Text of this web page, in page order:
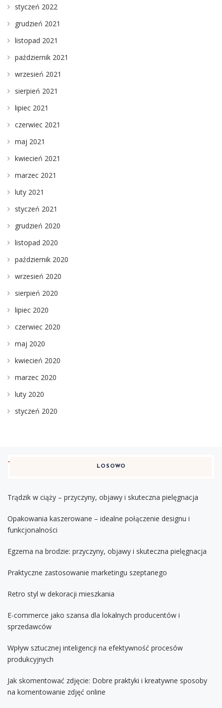
styczeń 2022
grudzień 2021
listopad 2021
październik 2021
wrzesień 2021
sierpień 2021
lipiec 2021
czerwiec 2021
maj 2021
kwiecień 2021
marzec 2021
luty 2021
styczeń 2021
grudzień 2020
listopad 2020
październik 2020
wrzesień 2020
sierpień 2020
lipiec 2020
czerwiec 2020
maj 2020
kwiecień 2020
marzec 2020
luty 2020
styczeń 2020
LOSOWO
Trądzik w ciąży – przyczyny, objawy i skuteczna pielęgnacja
Opakowania kaszerowane – idealne połączenie designu i
funkcjonalności
Egzema na brodzie: przyczyny, objawy i skuteczna pielęgnacja
Praktyczne zastosowanie marketingu szeptanego
Retro styl w dekoracji mieszkania
E-commerce jako szansa dla lokalnych producentów i
sprzedawców
Wpływ sztucznej inteligencji na efektywność procesów
produkcyjnych
Jak skomentować zdjęcie: Dobre praktyki i kreatywne sposoby
na komentowanie zdjęć online